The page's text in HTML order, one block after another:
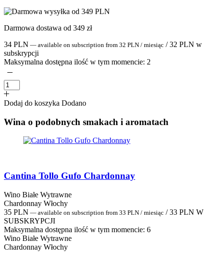
Darmowa dostawa od 349 zł
34 PLN — available on subscription from 32 PLN / miesiąc /32 PLN w
subskrypcji
Maksymalna dostępna ilość w tym momencie: 2
Dodaj do koszyka Dodano
Wina o podobnych smakach i aromatach
Cantina Tollo Gufo Chardonnay
Wino Białe Wytrawne
Chardonnay Włochy
35 PLN — available on subscription from 33 PLN / miesiąc / 33 PLN W
SUBSKRYPCJI
Maksymalna dostępna ilość w tym momencie: 6
Wino Białe Wytrawne
Chardonnay Włochy